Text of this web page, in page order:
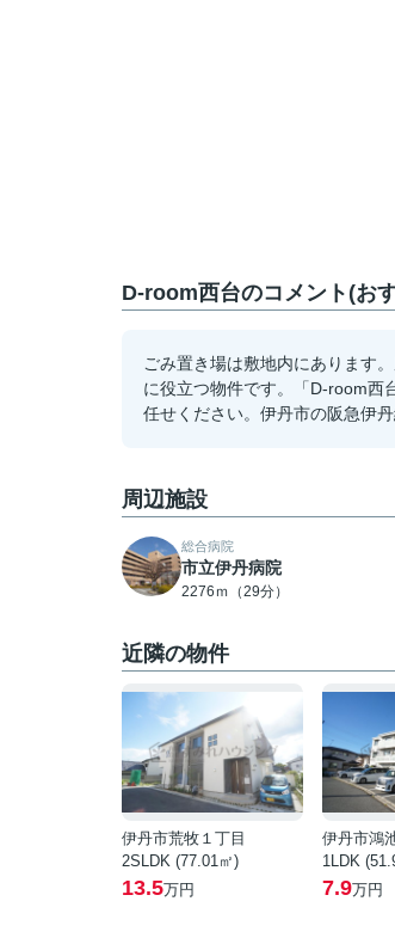
D-room西台のコメント(お
ごみ置き場は敷地内にあります
に役立つ物件です。「D-room
任せください。伊丹市の阪急伊
周辺施設
総合病院
市立伊丹病院
2276ｍ（29分）
近隣の物件
伊丹市荒牧１丁目
2SLDK (77.01㎡)
13.5万円
伊丹市鴻
1LDK
7.9万円